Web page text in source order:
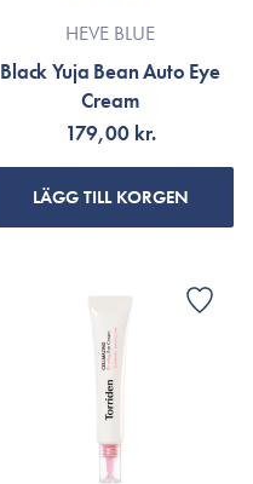
HEVE BLUE
Black Yuja Bean Auto Eye
Cream
179,00 kr.
LÄGG TILL KORGEN